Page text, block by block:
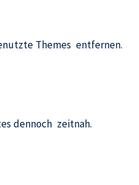
Themes entfernen.
dennoch zeitnah.